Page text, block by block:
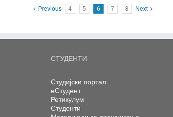
Previous 4 5 6 7 8 Next
СТУДЕНТИ
Студијски портал
еСтудент
Ретикулум
Студенти